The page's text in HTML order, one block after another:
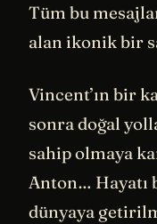
Tüm bu
alan ikonik bir
Vincent’ın bir
sonra doğal
sahip olmaya
Anton… Hayatı
dünyaya